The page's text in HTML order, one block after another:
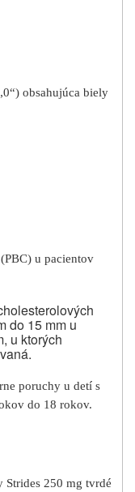
obsahujúca biely
u pacientov
do 15 mm u
u ktorých
poruchy u detí s
do 18 rokov.
250 mg tvrdé